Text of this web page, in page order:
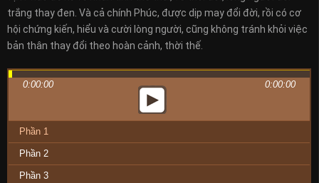
trắng thay đen. Và cả chính Phúc, được dịp may đổi đời, rồi có cơ
hội chứng kiến, hiểu và cười lòng người, cũng không tránh khỏi việc
bản thân thay đổi theo hoàn cảnh, thời thế.
0:00:00 0:00:00
Phần 1
Phần 2
Phần 3